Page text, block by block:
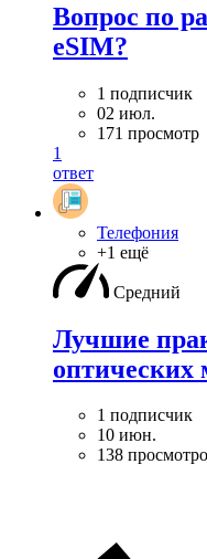
Вопрос по
eSIM?
1 подписчик
02 июл.
171 просмотр
1
ответ
Телефония
+1 ещё
Средний
Лучшие
оптических
1 подписчик
10 июн.
138